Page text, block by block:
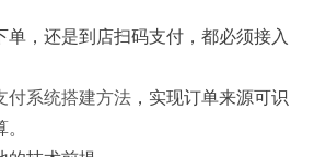
单，还是到店扫码支付，都必须接入
付系统搭建方法 ，实现订单来源可识